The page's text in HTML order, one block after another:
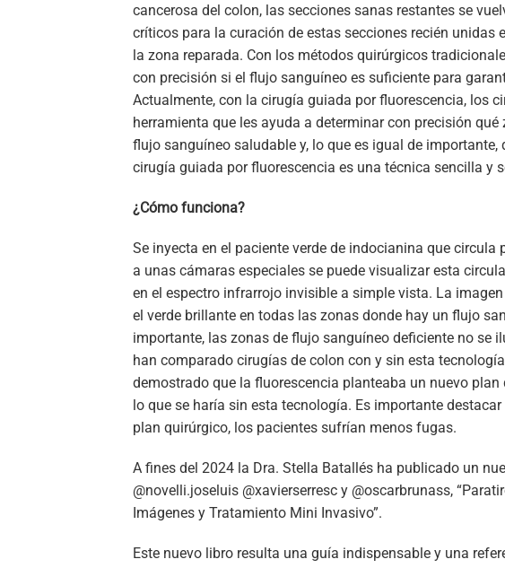
cancerosa del colon, las secciones sanas restantes se
críticos para la curación de estas secciones recién unidas
la zona reparada. Con los métodos quirúrgicos
con precisión si el flujo sanguíneo es suficiente para
Actualmente, con la cirugía guiada por fluorescencia, los
herramienta que les ayuda a determinar con precisión
flujo sanguíneo saludable y, lo que es igual de importante,
cirugía guiada por fluorescencia es una técnica sencilla y
¿Cómo funciona?
Se inyecta en el paciente verde de indocianina que circula
a unas cámaras especiales se puede visualizar esta
en elespectro infrarrojo invisible a simple vista. La
el verde brillante en todas las zonas donde hay un flujo
importante, las zonas de flujo sanguíneo deficiente no se
han comparado cirugías de colon con y sin esta
demostrado que la fluorescencia planteaba un nuevo
lo que se haría sin esta tecnología. Es importante
plan quirúrgico, los pacientes sufrían menos fugas.
A fines del 2024 la Dra. Stella Batallés ha publicado un
@novelli.joseluis @xavierserresc y @oscarbrunass,
Imágenes y Tratamiento Mini Invasivo”.
Este nuevo libro resulta una guía indispensable y una